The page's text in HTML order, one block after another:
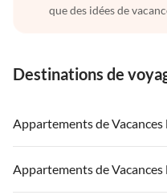
que des idées de
Destinations de
Appartements de
Appartements de Vacances à
Appartements de